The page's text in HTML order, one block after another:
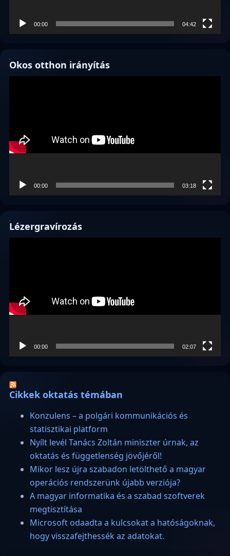
00:00 04:42
Okos otthon irányítás
00:00 03:18
Lézergravírozás
00:00 02:07
Cikkek oktatás témában
Konzulens – a polgári kommunikációs és
statisztikai platform
Nyílt levél Tanács Zoltán miniszter úrnak, az
oktatás és függetlenség jövőjéről!
Mikor lesz újra szabadon letölthető a magyar
operációs rendszerünk újabb verziója?
A magyar informatika és a szabad szoftverek
megtisztítása
Microsoft odaadta a kulcsokat a hatóságoknak,
hogy visszafejthessék az adatokat.